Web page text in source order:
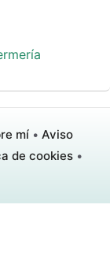
mí •Aviso
de cookies •